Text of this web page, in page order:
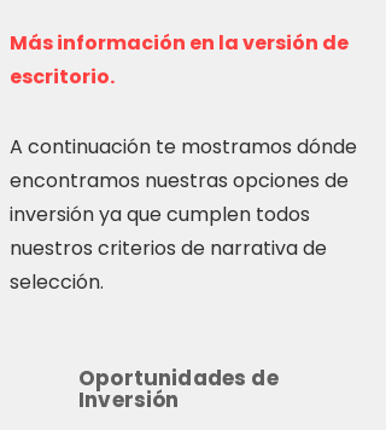
Más información en la versión de
escritorio.
A continuación te mostramos dónde
encontramos nuestras opciones de
inversión ya que cumplen todos
nuestros criterios de narrativa de
selección.
Oportunidades de
Inversión